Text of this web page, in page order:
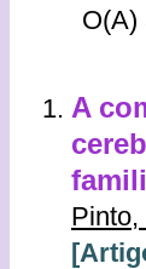
O(A)
A
Pinto,